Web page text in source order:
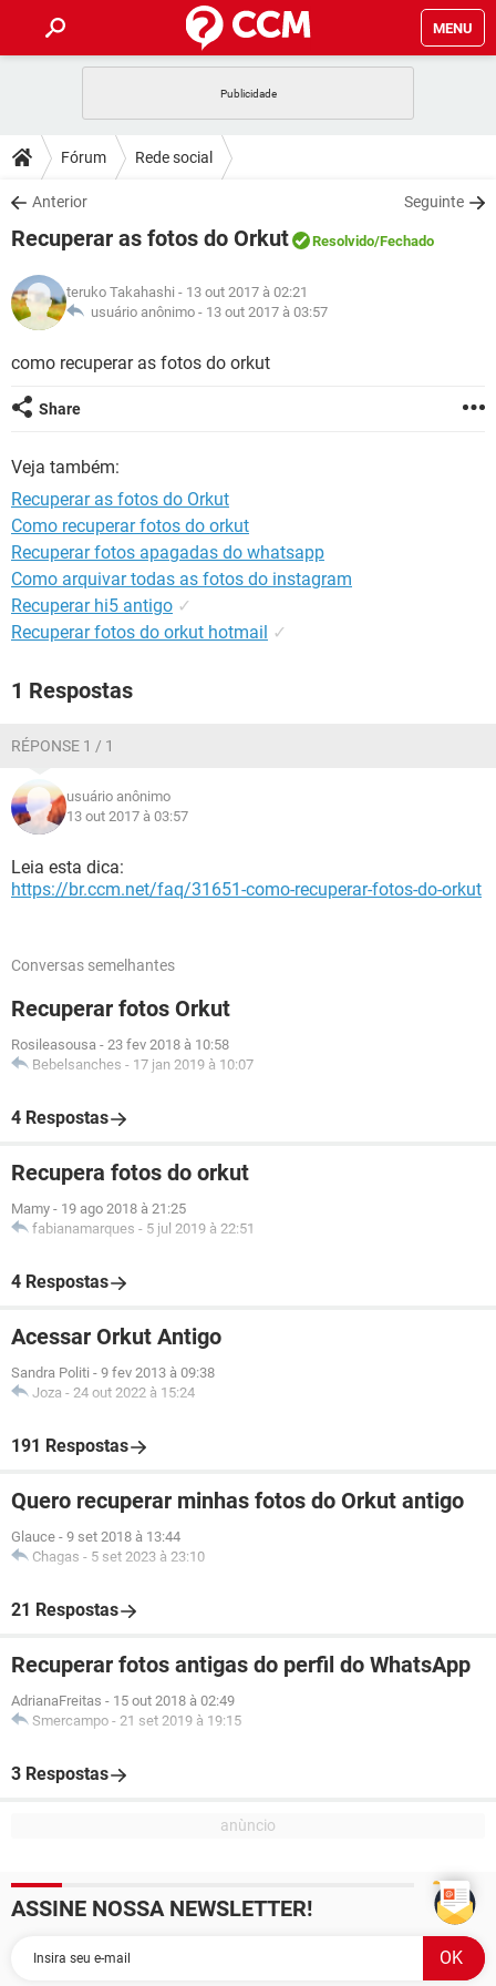
MENU
CELULAR
OUTLOOK
INSTAGRAM GMAIL
GUIA DE COMPRAS
DICAS
JOGOS
INSTAGRAM GMAIL
GUIA DE COMPRAS
DOWNLOADS
JOGOS WHATSAPP
CELULAR
OUTLOOK EXCEL
FÓRUM
JOGOS WHATSAPP
CELULAR
OUTLOOK EXCEL
INSTAGRAM
GLOSSÁRIO
INSTAGRAM
GUIA DE COMPRAS
Fórum Rede social
Anterior Seguinte
Recuperar as fotos do Orkut Resolvido/Fechado
teruko Takahashi - 13 out 2017 à 02:21
usuário anônimo - 13 out 2017 à 03:57
como recuperar as fotos do orkut
Share
Veja também:
Recuperar as fotos do Orkut
Como recuperar fotos do orkut
Recuperar fotos apagadas do whatsapp
Como arquivar todas as fotos do instagram
Recuperar hi5 antigo ✓
Recuperar fotos do orkut hotmail ✓
1 Respostas
RÉPONSE 1 / 1
usuário anônimo
13 out 2017 à 03:57
Leia esta dica:
https://br.ccm.net/faq/31651-como-recuperar-fotos-do-orkut
Conversas semelhantes
Recuperar fotos Orkut
Rosileasousa - 23 fev 2018 à 10:58
Bebelsanches - 17 jan 2019 à 10:07
4 Respostas
Recupera fotos do orkut
Mamy - 19 ago 2018 à 21:25
fabianamarques - 5 jul 2019 à 22:51
4 Respostas
Acessar Orkut Antigo
Sandra Politi - 9 fev 2013 à 09:38
Joza - 24 out 2022 à 15:24
191 Respostas
Quero recuperar minhas fotos do Orkut antigo
Glauce - 9 set 2018 à 13:44
Chagas - 5 set 2023 à 23:10
21 Respostas
Recuperar fotos antigas do perfil do WhatsApp
AdrianaFreitas - 15 out 2018 à 02:49
Smercampo - 21 set 2019 à 19:15
3 Respostas
ASSINE NOSSA NEWSLETTER!